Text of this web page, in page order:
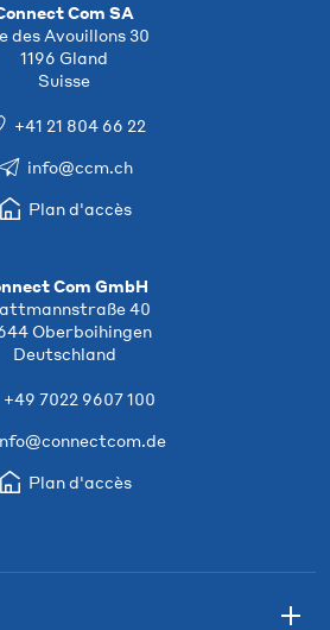
Com SA
des Avouillons 30
1196 Gland
Suisse
+41 21 804 66 22
info@ccm.ch
Plan d'accès
Com GmbH
40
Oberboihingen
Deutschland
+49 7022 9607 100
Plan d'accès